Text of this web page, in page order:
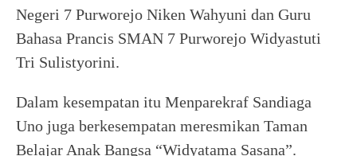
Negeri 7 Purworejo Niken Wahyuni dan Guru
Bahasa Prancis SMAN 7 Purworejo Widyastuti
Tri Sulistyorini.
Dalam kesempatan itu Menparekraf Sandiaga
Uno juga berkesempatan meresmikan Taman
Belajar Anak Bangsa “Widyatama Sasana”.